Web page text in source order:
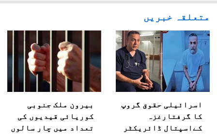
متعلقہ خبریں
اسرائیلی حقوق گروپ
کا گرفتارغزہ
کےاسپتال ڈائریکٹر
بیرون ملک جنوبی
کوریائی قیدیوں کی
تعداد میں چار سالوں